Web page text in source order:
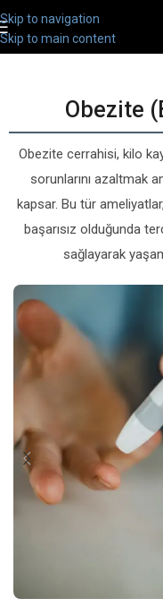
Skip to navigation
Skip to main content
Obezite
Obezite cerrahisi, kilo
sorunlarını azaltmak
kapsar. Bu tür
başarısız olduğunda
sağlayarak